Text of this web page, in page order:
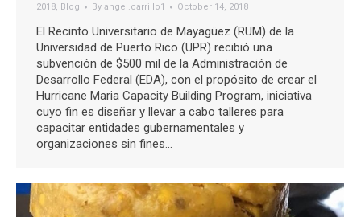
2018, Blog By angel.carrillo1 October 14, 2018
El Recinto Universitario de Mayagüez (RUM) de la
Universidad de Puerto Rico (UPR) recibió una
subvención de $500 mil de la Administración de
Desarrollo Federal (EDA), con el propósito de crear el
Hurricane Maria Capacity Building Program, iniciativa
cuyo fin es diseñar y llevar a cabo talleres para
capacitar entidades gubernamentales y
organizaciones sin fines…